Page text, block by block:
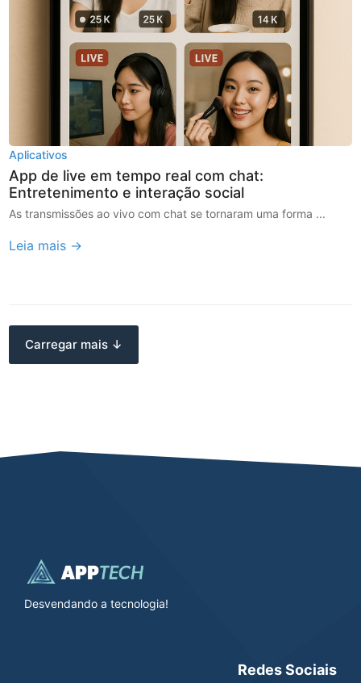
Aplicativos
App de live em tempo real com chat:
Entretenimento e interação social
As transmissões ao vivo com chat se tornaram uma forma ...
Leia mais →
Carregar mais ↓
Desvendando a tecnologia!
Redes Sociais